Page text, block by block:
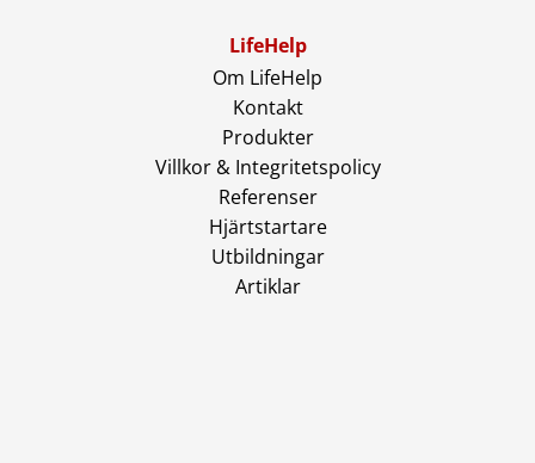
LifeHelp
Om LifeHelp
Kontakt
Produkter
Villkor & Integritetspolicy
Referenser
Hjärtstartare
Utbildningar
Artiklar